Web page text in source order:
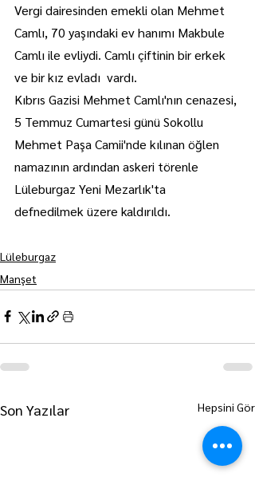
Vergi dairesinden emekli olan Mehmet
Camlı, 70 yaşındaki ev hanımı Makbule
Camlı ile evliydi. Camlı çiftinin bir erkek
ve bir kız evladı  vardı.
Kıbrıs Gazisi Mehmet Camlı'nın cenazesi,
5 Temmuz Cumartesi günü Sokollu
Mehmet Paşa Camii'nde kılınan öğlen
namazının ardından askeri törenle
Lüleburgaz Yeni Mezarlık'ta
defnedilmek üzere kaldırıldı.
Lüleburgaz
Manşet
Son Yazılar Hepsini Gör